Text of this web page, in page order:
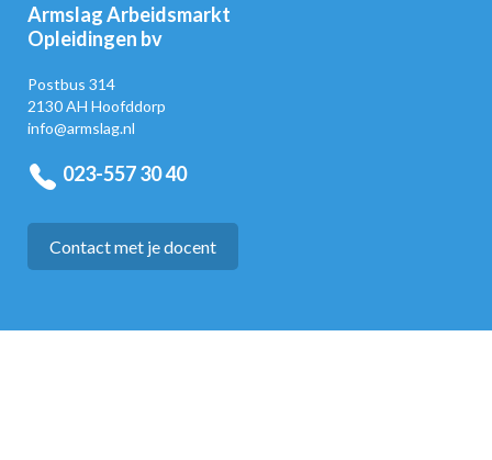
Armslag Arbeidsmarkt
Opleidingen bv
Postbus 314
2130 AH Hoofddorp
info@armslag.nl
023-557 30 40
Contact met je docent